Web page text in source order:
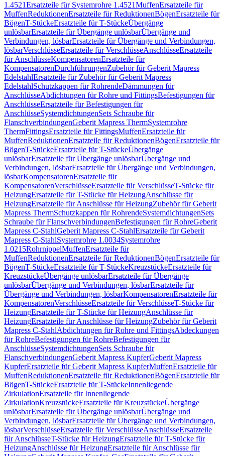
1.4521Ersatzteile für Systemrohre 1.4521MuffenErsatzteile für
MuffenReduktionenErsatzteile für ReduktionenBögenErsatzteile für
BögenT-StückeErsatzteile für T-StückeÜbergänge
unlösbarErsatzteile für Übergänge unlösbarÜbergänge und
Verbindungen, lösbarErsatzteile für Übergänge und Verbindungen,
lösbarVerschlüsseErsatzteile für VerschlüsseAnschlüsseErsatzteile
für AnschlüsseKompensatorenErsatzteile für
KompensatorenDurchführungenZubehör für Geberit Mapress
EdelstahlErsatzteile für Zubehör für Geberit Mapress
EdelstahlSchutzkappen für RohrendeDämmungen für
AnschlüsseAbdichtungen für Rohre und FittingsBefestigungen für
AnschlüsseErsatzteile für Befestigungen für
AnschlüsseSystemdichtungenSets Schraube für
FlanschverbindungenGeberit Mapress ThermSystemrohre
ThermFittingsErsatzteile für FittingsMuffenErsatzteile für
MuffenReduktionenErsatzteile für ReduktionenBögenErsatzteile für
BögenT-StückeErsatzteile für T-StückeÜbergänge
unlösbarErsatzteile für Übergänge unlösbarÜbergänge und
Verbindungen, lösbarErsatzteile für Übergänge und Verbindungen,
lösbarKompensatorenErsatzteile für
KompensatorenVerschlüsseErsatzteile für VerschlüsseT-Stücke für
HeizungErsatzteile für T-Stücke für HeizungAnschlüsse für
HeizungErsatzteile für Anschlüsse für HeizungZubehör für Geberit
Mapress ThermSchutzkappen für RohrendeSystemdichtungenSets
Schraube für FlanschverbindungenBefestigungen für RohreGeberit
Mapress C-StahlGeberit Mapress C-StahlErsatzteile für Geberit
Mapress C-StahlSystemrohre 1.0034Systemrohre
1.0215RohrnippelMuffenErsatzteile für
MuffenReduktionenErsatzteile für ReduktionenBögenErsatzteile für
BögenT-StückeErsatzteile für T-StückeKreuzstückeErsatzteile für
KreuzstückeÜbergänge unlösbarErsatzteile für Übergänge
unlösbarÜbergänge und Verbindungen, lösbarErsatzteile für
Übergänge und Verbindungen, lösbarKompensatorenErsatzteile für
KompensatorenVerschlüsseErsatzteile für VerschlüsseT-Stücke für
HeizungErsatzteile für T-Stücke für HeizungAnschlüsse für
HeizungErsatzteile für Anschlüsse für HeizungZubehör für Geberit
Mapress C-StahlAbdichtungen für Rohre und FittingsAbdeckungen
für RohreBefestigungen für RohreBefestigungen für
AnschlüsseSystemdichtungenSets Schraube für
FlanschverbindungenGeberit Mapress KupferGeberit Mapress
KupferErsatzteile für Geberit Mapress KupferMuffenErsatzteile für
MuffenReduktionenErsatzteile für ReduktionenBögenErsatzteile für
BögenT-StückeErsatzteile für T-StückeInnenliegende
ZirkulationErsatzteile für Innenliegende
ZirkulationKreuzstückeErsatzteile für KreuzstückeÜbergänge
unlösbarErsatzteile für Übergänge unlösbarÜbergänge und
Verbindungen, lösbarErsatzteile für Übergänge und Verbindungen,
lösbarVerschlüsseErsatzteile für VerschlüsseAnschlüsseErsatzteile
für AnschlüsseT-Stücke für HeizungErsatzteile für T-Stücke für
HeizungAnschlüsse für HeizungErsatzteile für Anschlüsse für